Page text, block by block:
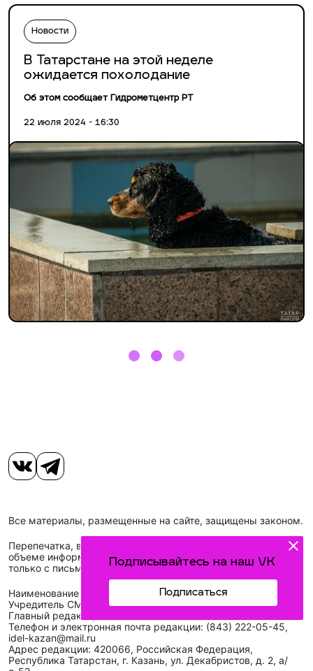
Новости
В Татарстане на этой неделе
ожидается похолодание
Об этом сообщает Гидрометцентр РТ
22 июля 2024 - 16:30
Подписывайтесь на наш VK
Подписаться
Все материалы, размещенные на сайте, защищены законом.
Перепечатка, воспроизведение и распространение в любом
объеме информации, размещенной на сайте, возможна
только с письменного согласия редакций СМИ.
Наименование сетевого издания: Идел-Идель
Учредитель СМИ: АО «ТАТМЕДИА»
Главный редактор: Галимова Рамзия Ризвановна
Телефон и электронная почта редакции: (843) 222-05-45,
idel-kazan@mail.ru
Адрес редакции: 420066, Российская Федерация,
Республика Татарстан, г. Казань, ул. Декабристов, д. 2, а/